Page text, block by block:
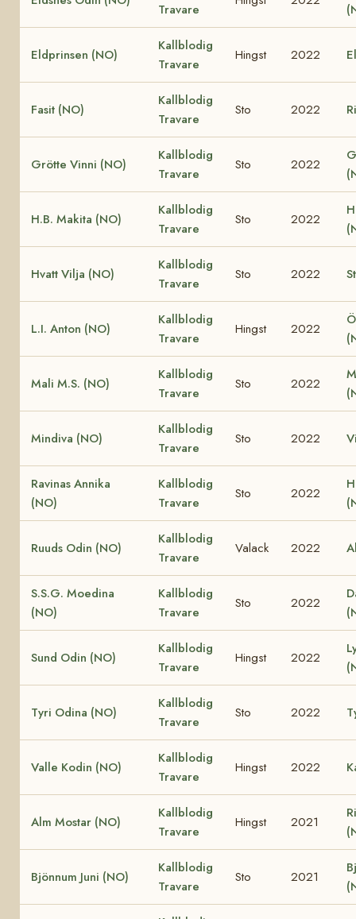
Travare
Eldprinsen (NO)
Kallblodig
Travare
Hingst 2022
Fasit (NO)
Kallblodig
Travare
Sto 2022
Grötte Vinni (NO)
Kallblodig
Travare
Sto 2022
H.B. Makita (NO)
Kallblodig
Travare
Sto 2022
Hvatt Vilja (NO)
Kallblodig
Travare
Sto 2022
L.I. Anton (NO)
Kallblodig
Travare
Hingst 2022
Mali M.S. (NO)
Kallblodig
Travare
Sto 2022
Mindiva (NO)
Kallblodig
Travare
Sto 2022
Ravinas Annika
(NO)
Kallblodig
Travare
Sto 2022
Ruuds Odin (NO)
Kallblodig
Travare
Valack 2022
S.S.G. Moedina
(NO)
Kallblodig
Travare
Sto 2022
Sund Odin (NO)
Kallblodig
Travare
Hingst 2022
Tyri Odina (NO)
Kallblodig
Travare
Sto 2022
Valle Kodin (NO)
Kallblodig
Travare
Hingst 2022
Alm Mostar (NO)
Kallblodig
Travare
Hingst 2021
Bjönnum Juni (NO)
Kallblodig
Travare
Sto 2021